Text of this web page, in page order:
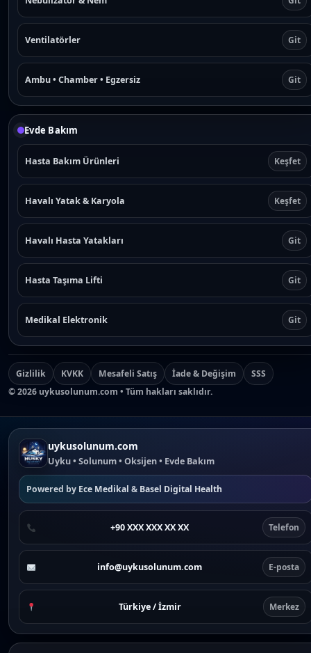
Ventilatörler Git
Ambu • Chamber • Egzersiz Git
Evde Bakım
Hasta Bakım Ürünleri Keşfet
Havalı Yatak & Karyola Keşfet
Havalı Hasta Yatakları Git
Hasta Taşıma Lifti Git
Medikal Elektronik Git
Gizlilik KVKK Mesafeli Satış İade & Değişim
SSS
©2026 uykusolunum.com • Tüm hakları saklıdır.
uykusolunum.com
Uyku • Solunum • Oksijen • Evde Bakım
Powered by Ece Medikal & Basel Digital Health
+90 XXX XXX XX XX Telefon
info@uykusolunum.com E-posta
Türkiye / İzmir Merkez